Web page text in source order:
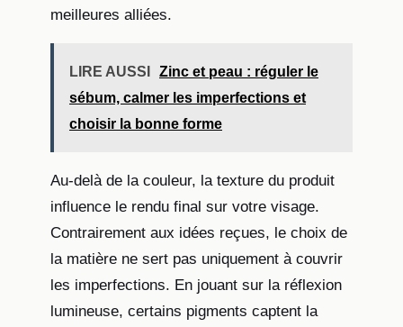
meilleures alliées.
LIRE AUSSI
Zinc et peau : réguler le
sébum, calmer les imperfections et
choisir la bonne forme
Au-delà de la couleur, la texture du produit
influence le rendu final sur votre visage.
Contrairement aux idées reçues, le choix de
la matière ne sert pas uniquement à couvrir
les imperfections. En jouant sur la réflexion
lumineuse, certains pigments captent la